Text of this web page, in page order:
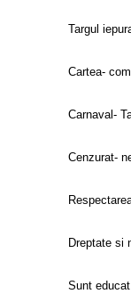
Targul
Cartea-
Carnaval-
Cenzurat-
Dreptate si
Sunt